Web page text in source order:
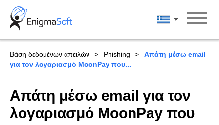
Skip
content
Ελληνικά
Βάση δεδομένων απειλών Phishing
Απάτη μέσω email
για τον λογαριασμό MoonPay που...
Απάτη μέσω email για τον
λογαριασμό MoonPay που